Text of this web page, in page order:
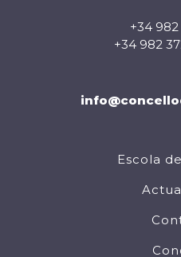
+34 982
+34 982
Escola